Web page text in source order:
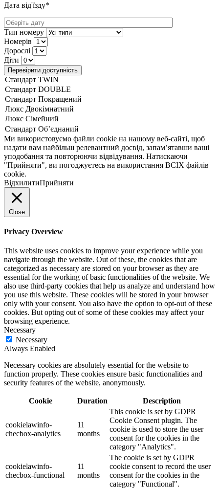
Дата від'їзду*
Тип номеру
Номерів
Дорослі
Діти
Ми використовуємо файли cookie на нашому веб-сайті, щоб
надати вам найбільш релевантний досвід, запам’ятавши ваші
уподобання та повторюючи відвідування. Натискаючи
"Прийняти", ви погоджуєтесь на використання ВСІХ файлів
cookie.
ВідхилитиПрийняти
Close
Privacy Overview
This website uses cookies to improve your experience while you
navigate through the website. Out of these, the cookies that are
categorized as necessary are stored on your browser as they are
essential for the working of basic functionalities of the website. We
also use third-party cookies that help us analyze and understand how
you use this website. These cookies will be stored in your browser
only with your consent. You also have the option to opt-out of these
cookies. But opting out of some of these cookies may affect your
browsing experience.
Necessary
Necessary
Always Enabled
Necessary cookies are absolutely essential for the website to
function properly. These cookies ensure basic functionalities and
security features of the website, anonymously.
Cookie Duration Description
cookielawinfo-
checbox-analytics
11
months
This cookie is set by GDPR
Cookie Consent plugin. The
cookie is used to store the user
consent for the cookies in the
category "Analytics".
cookielawinfo-
checbox-functional
11
months
The cookie is set by GDPR
cookie consent to record the user
consent for the cookies in the
category "Functional".